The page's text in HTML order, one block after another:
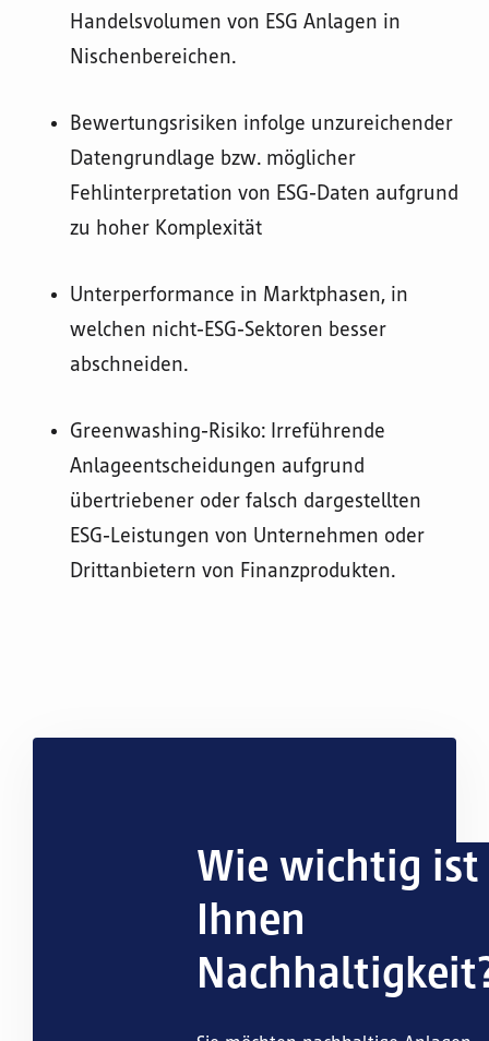
Handelsvolumen von ESG Anlagen in
Nischenbereichen.
Bewertungsrisiken infolge unzureichender
Datengrundlage bzw. möglicher
Fehlinterpretation von ESG-Daten aufgrund
zu hoher Komplexität
Unterperformance in Marktphasen, in
welchen nicht-ESG-Sektoren besser
abschneiden.
Greenwashing-Risiko: Irreführende
Anlageentscheidungen aufgrund
übertriebener oder falsch dargestellten
ESG-Leistungen von Unternehmen oder
Drittanbietern von Finanzprodukten.
Wie wichtig ist
Ihnen